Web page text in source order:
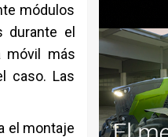
módulos
durante el
móvil más
caso. Las
el montaje